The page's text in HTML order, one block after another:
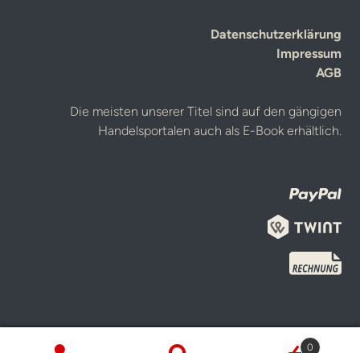
Datenschutzerklärung
Impressum
AGB
Die meisten unserer Titel sind auf den gängigen
Handelsportalen auch als E-Book erhältlich.
0